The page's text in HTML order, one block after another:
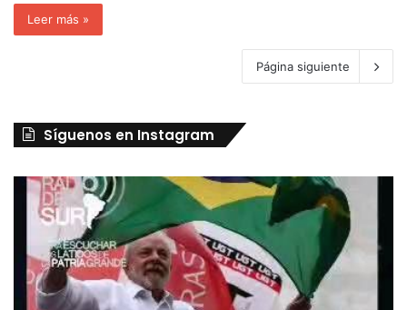
Leer más »
Página siguiente
Síguenos en Instagram